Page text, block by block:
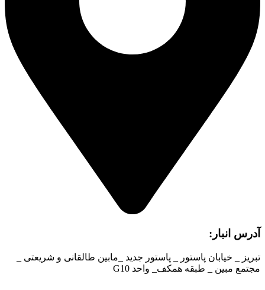
آدرس انبار:
تبریز _ خیابان پاستور _ پاستور جدید _مابین طالقانی و شریعتی _
مجتمع مبین _ طبقه همکف_ واحد G10